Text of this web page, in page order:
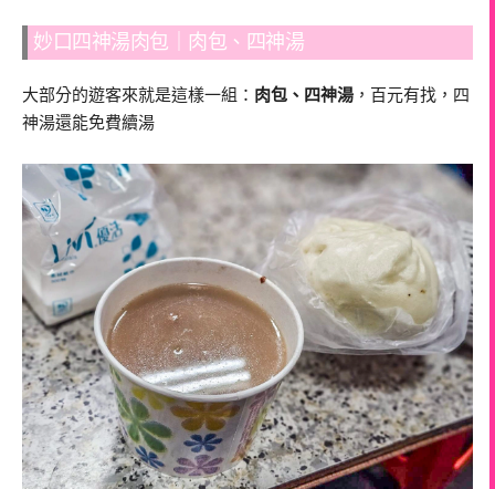
妙口四神湯肉包｜肉包、四神湯
大部分的遊客來就是這樣一組： 肉包、四神湯 ，百元有找，四
神湯還能免費續湯